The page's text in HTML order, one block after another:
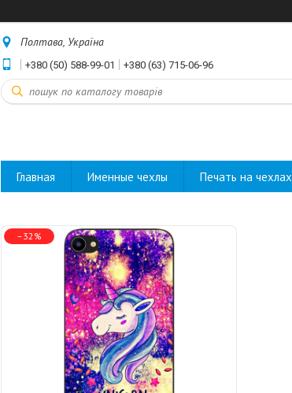
Полтава, Україна
+380 (50) 588-99-01 +380 (63) 715-06-96
Главная Именные чехлы Печать на чехлах
–32%